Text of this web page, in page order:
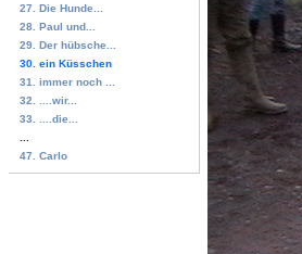
27. Die Hunde...
28. Paul und...
29. Der hübsche...
30. ein Küsschen
31. immer noch ...
32. ....wir...
33. ....die...
47. Carlo